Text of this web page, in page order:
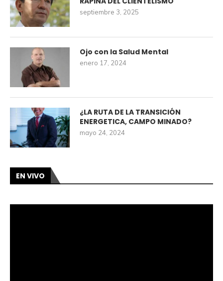
septiembre 3, 2025
Ojo con la Salud Mental
enero 17, 2024
¿LA RUTA DE LA TRANSICIÓN
ENERGETICA, CAMPO MINADO?
mayo 24, 2024
EN VIVO